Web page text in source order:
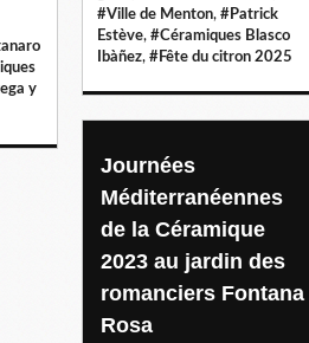
y
#Ville de Menton, #Patrick
Estève, #Céramiques Blasco
Ibàñez, #Fête du citron 2025
Journées
Méditerranéennes
de la Céramique
2023 au jardin des
romanciers Fontana
Rosa